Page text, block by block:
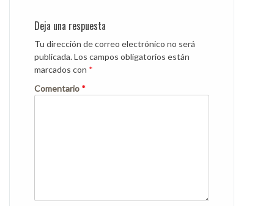
Deja una respuesta
Tu dirección de correo electrónico no será
publicada.Los campos obligatorios están
marcados con *
Comentario *